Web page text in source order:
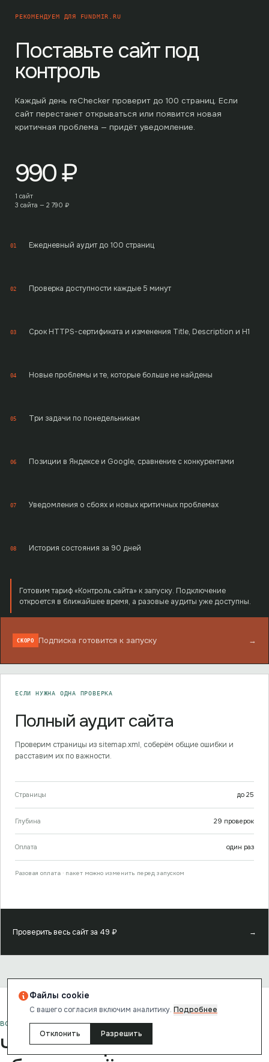
РЕКОМЕНДУЕМ ДЛЯ FUNDMIR.RU
Поставьте сайт под
контроль
Каждый день reChecker проверит до 100 страниц. Если
сайт перестанет открываться или появится новая
критичная проблема — придёт уведомление.
990₽
1 сайт
3 сайта — 2 790 ₽
01 Ежедневный аудит до 100 страниц
02 Проверка доступности каждые 5 минут
03 Срок HTTPS-сертификата и изменения Title, Description и H1
04 Новые проблемы и те, которые больше не найдены
05 Три задачи по понедельникам
06 Позиции в Яндексе и Google, сравнение с конкурентами
07 Уведомления о сбоях и новых критичных проблемах
08 История состояния за 90 дней
Готовим тариф «Контроль сайта» к запуску. Подключение
откроется в ближайшее время, а разовые аудиты уже доступны.
СКОРО Подписка готовится к запуску →
ЕСЛИ НУЖНА ОДНА ПРОВЕРКА
Полный аудит сайта
Проверим страницы из sitemap.xml, соберём общие ошибки и
расставим их по важности.
Страницы до 25
Глубина 29 проверок
Оплата один раз
Разовая оплата · пакет можно изменить перед запуском
Проверить весь сайт за 49 ₽ →
ВОПРОСЫ И ОТВЕТЫ
Частые вопросы
Файлы cookie
С вашего согласия включим аналитику. Подробнее
Отклонить Разрешить